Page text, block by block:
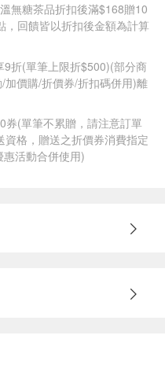
無糖茶品折扣後滿$168贈10
回饋皆以折扣後金額為計算
折(單筆上限折$500)(部分商
價購/折價券/折扣碼併用)離
券(單筆不累贈，請注意訂單
格，贈送之折價券消費指定
活動合併使用)